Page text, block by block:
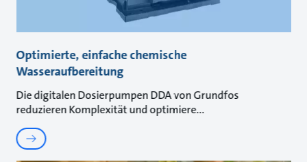
Optimierte, einfache chemische
Wasseraufbereitung
Die digitalen Dosierpumpen DDA von Grundfos
reduzieren Komplexität und optimiere